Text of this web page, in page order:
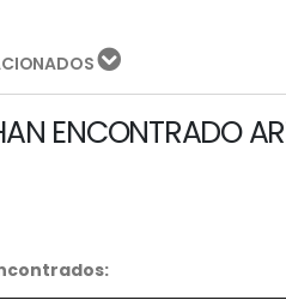
ENCONTRADO